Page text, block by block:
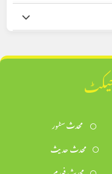
محدث سٹور
محدث حدیث